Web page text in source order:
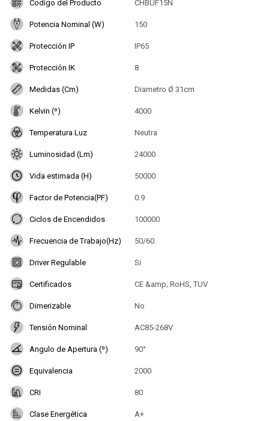
Codigo del Producto CHBUF15N
Potencia Nominal (W) 150
Protección IP IP65
Protección IK 8
Medidas (Cm) Diametro Ø 31cm
Kelvin (º) 4000
Temperatura Luz Neutra
Luminosidad (Lm) 24000
Vida estimada (H) 50000
Factor de Potencia(PF) 0.9
Ciclos de Encendidos 100000
Frecuencia de Trabajo(Hz) 50/60
Driver Regulable Si
Certificados CE &amp; RoHS, TUV
Dimerizable No
Tensión Nominal AC85-268V
Angulo de Apertura (º) 90°
Equivalencia 2000
CRI 80
Clase Energética A+